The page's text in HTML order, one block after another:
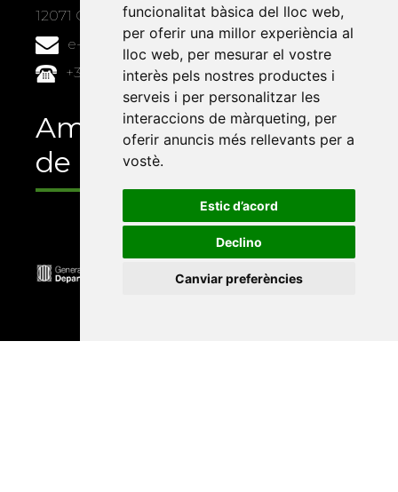
funcionalitat bàsica del lloc web,
per oferir una millor experiència al
lloc web, per mesurar el vostre
interès pels nostres productes i
serveis i per personalitzar les
interaccions de màrqueting, per
oferir anuncis més rellevants per a
vostè.
Estic d’acord
Declino
Canviar preferències
12071 Castelló de la Plana
e-buc@vives.org
+34 964 72 89 93
Amb el suport
de